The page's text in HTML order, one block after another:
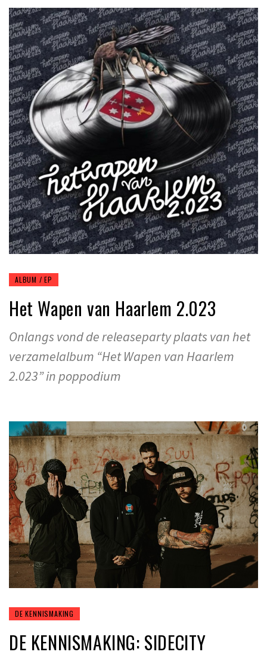
ALBUM / EP
Het Wapen van Haarlem 2.023
Onlangs vond de releaseparty plaats van het
verzamelalbum “Het Wapen van Haarlem
2.023” in poppodium
DE KENNISMAKING
DE KENNISMAKING: SIDECITY